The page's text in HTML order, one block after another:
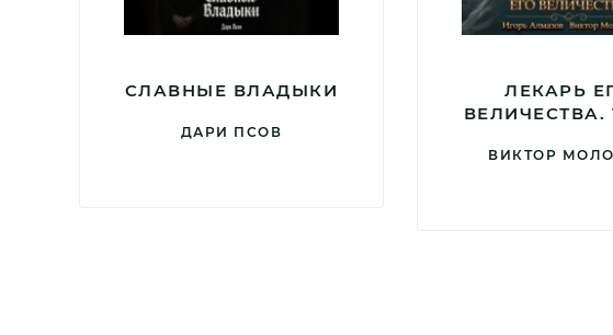
СЛАВНЫЕ ВЛАДЫКИ
ДАРИ ПСОВ
ЛЕКАРЬ
ВЕЛИЧЕСТВА.
ВИКТОР